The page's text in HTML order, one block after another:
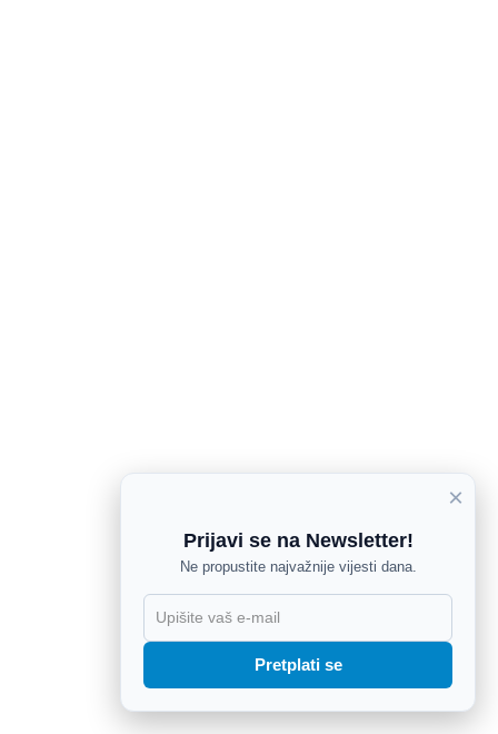
×
Prijavi se na Newsletter!
Ne propustite najvažnije vijesti dana.
Pretplati se